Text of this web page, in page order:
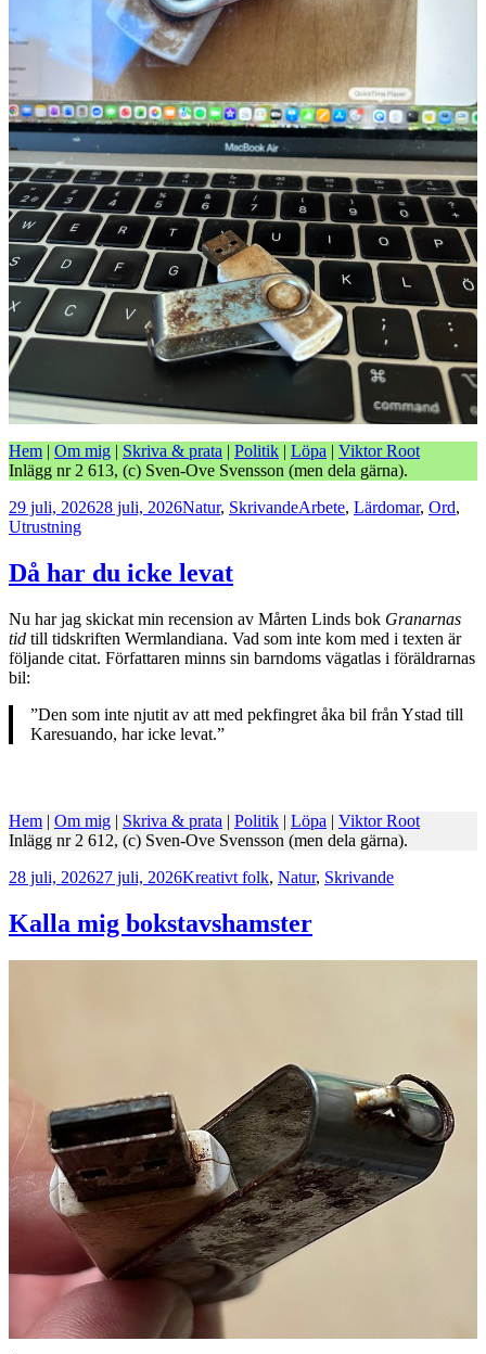
Hem Om mig Skriva & prata Politik Löpa
Viktor Root
Inlägg nr 2 613, (c) Sven-Ove Svensson (men dela gärna).
Postat
29 juli, 202628 juli, 2026Kategorier
Natur, SkrivandeTaggar
Arbete, Lärdomar, Ord,
Utrustning
Då har du icke levat
Nu har jag skickat min recension av Mårten Linds bok Granarnas
tid till tidskriften Wermlandiana. Vad som inte kom med i texten är
följande citat. Författaren minns sin barndoms vägatlas i föräldrarnas
bil:
”Den som inte njutit av att med pekfingret åka bil från Ystad till
Karesuando, har icke levat.”
Hem | Om mig | Skriva & prata | Politik | Löpa | Viktor Root
Inlägg nr 2 612, (c) Sven-Ove Svensson (men dela gärna).
Postat
28 juli, 202627 juli, 2026Kategorier
Kreativt folk, Natur, Skrivande
Kalla mig bokstavshamster